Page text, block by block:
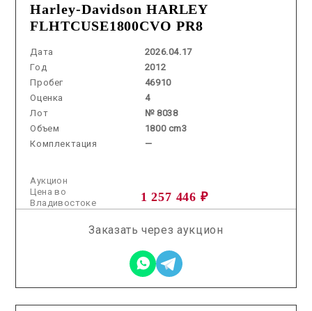
Harley-Davidson HARLEY
FLHTCUSE1800CVO PR8
Дата
2026.04.17
Год
2012
Пробег
46910
Оценка
4
Лот
№ 8038
Объем
1800 cm3
Комплектация
—
Аукцион
1 257 446 ₽
Цена во
Владивостоке
Заказать через аукцион